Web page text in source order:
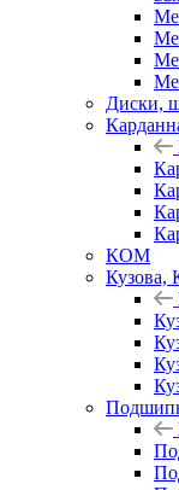
Диски,
КОМ
Кузова,